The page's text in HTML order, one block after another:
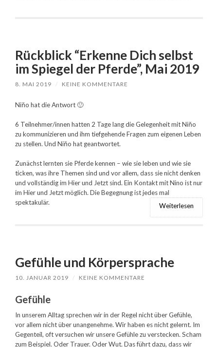
Rückblick “Erkenne Dich selbst
im Spiegel der Pferde”, Mai 2019
8. MAI 2019 / KEINE KOMMENTARE
Niňo hat die Antwort 🙂
6 Teilnehmer/innen hatten 2 Tage lang die Gelegenheit mit Niňo
zu kommunizieren und ihm tiefgehende Fragen zum eigenen Leben
zu stellen. Und Niňo hat geantwortet.
Zunächst lernten sie Pferde kennen – wie sie leben und wie sie
ticken, was ihre Themen sind und vor allem, dass sie nicht denken
und vollständig im Hier und Jetzt sind. Ein Kontakt mit Nino ist nur
im Hier und Jetzt möglich. Die Begegnung ist jedes mal
spektakulär.
Weiterlesen
Gefühle und Körpersprache
10. JANUAR 2019 / KEINE KOMMENTARE
Gefühle
In unserem Alltag sprechen wir in der Regel nicht über Gefühle,
vor allem nicht über unangenehme. Wir haben es nicht gelernt. Im
Gegenteil, oft versuchen wir unsere Gefühle zu verstecken. Scham
zum Beispiel. Oder Trauer. Oder Wut. Das führt dazu, dass wir